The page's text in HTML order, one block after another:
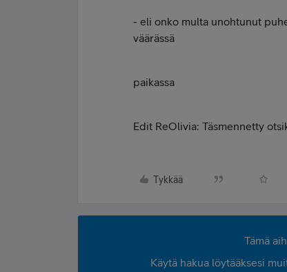
- eli onko multa unohtunut
väärässä
paikassa
Edit ReOlivia: Täsmennetty
Tykkää
Tämä
Käytä hakua löytääksesi